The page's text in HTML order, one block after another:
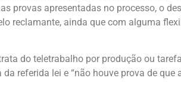
provas apresentadas no processo, o
reclamante, ainda que com alguma
do teletrabalho por produção ou
referida lei e “não houve prova de que